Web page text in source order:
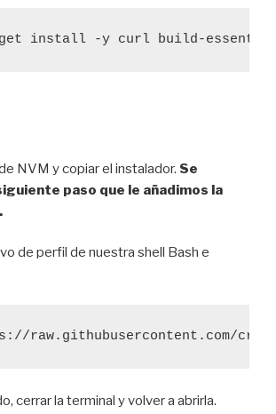
get install -y curl build-
NVM y copiar el instalador. Se
paso que le añadimos la
de perfil de nuestra shell Bash e
raw.githubusercontent.com/
cerrar la terminal y volver a abrirla.